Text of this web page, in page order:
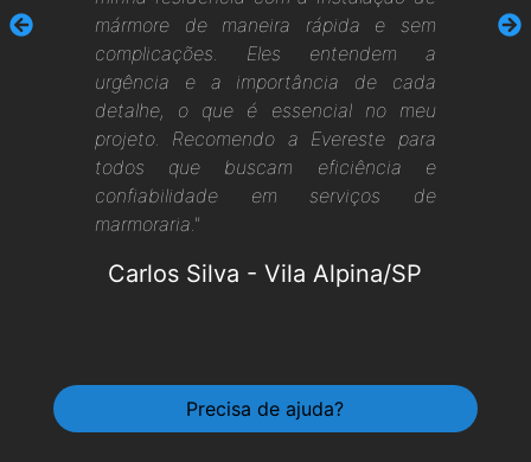
mármore de maneira rápida e sem
complicações. Eles entendem a
urgência e a importância de cada
detalhe, o que é essencial no meu
projeto. Recomendo a Evereste para
todos que buscam eficiência e
confiabilidade em serviços de
marmoraria."
Carlos Silva -Vila Alpina/SP
Precisa de ajuda?